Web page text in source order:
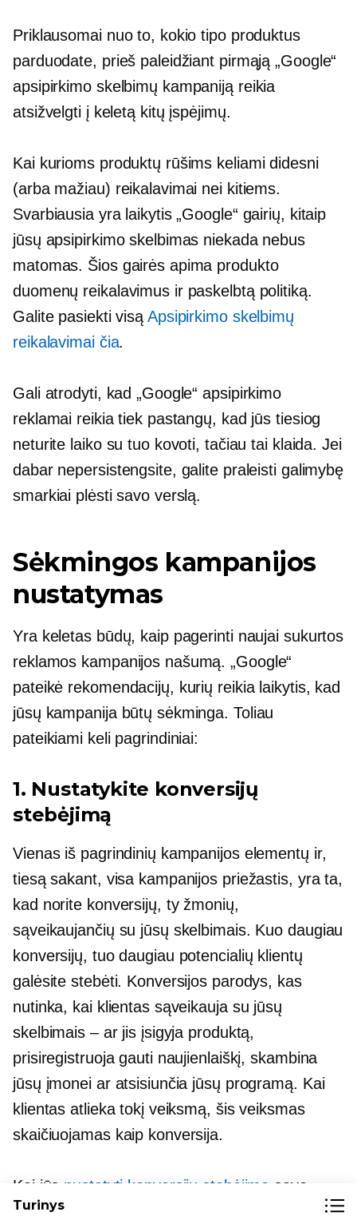
Priklausomai nuo to, kokio tipo produktus
parduodate, prieš paleidžiant pirmąją „Google“
apsipirkimo skelbimų kampaniją reikia
atsižvelgti į keletą kitų įspėjimų.
Kai kurioms produktų rūšims keliami didesni
(arba mažiau) reikalavimai nei kitiems.
Svarbiausia yra laikytis „Google“ gairių, kitaip
jūsų apsipirkimo skelbimas niekada nebus
matomas. Šios gairės apima produkto
duomenų reikalavimus ir paskelbtą politiką.
Galite pasiekti visą Apsipirkimo skelbimų
reikalavimai čia.
Gali atrodyti, kad „Google“ apsipirkimo
reklamai reikia tiek pastangų, kad jūs tiesiog
neturite laiko su tuo kovoti, tačiau tai klaida. Jei
dabar nepersistengsite, galite praleisti galimybę
smarkiai plėsti savo verslą.
Sėkmingos kampanijos
nustatymas
Yra keletas būdų, kaip pagerinti naujai sukurtos
reklamos kampanijos našumą. „Google“
pateikė rekomendacijų, kurių reikia laikytis, kad
jūsų kampanija būtų sėkminga. Toliau
pateikiami keli pagrindiniai:
1. Nustatykite konversijų
stebėjimą
Vienas iš pagrindinių kampanijos elementų ir,
tiesą sakant, visa kampanijos priežastis, yra ta,
kad norite konversijų, ty žmonių,
sąveikaujančių su jūsų skelbimais. Kuo daugiau
konversijų, tuo daugiau potencialių klientų
galėsite stebėti. Konversijos parodys, kas
nutinka, kai klientas sąveikauja su jūsų
skelbimais – ar jis įsigyja produktą,
prisiregistruoja gauti naujienlaiškį, skambina
jūsų įmonei ar atsisiunčia jūsų programą. Kai
klientas atlieka tokį veiksmą, šis veiksmas
skaičiuojamas kaip konversija.
Kai jūs nustatyti konversijų stebėjimą savo
svetainėje gausite įžvalgų
Turinys